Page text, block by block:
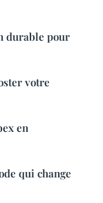
durable pour
votre
en
qui change